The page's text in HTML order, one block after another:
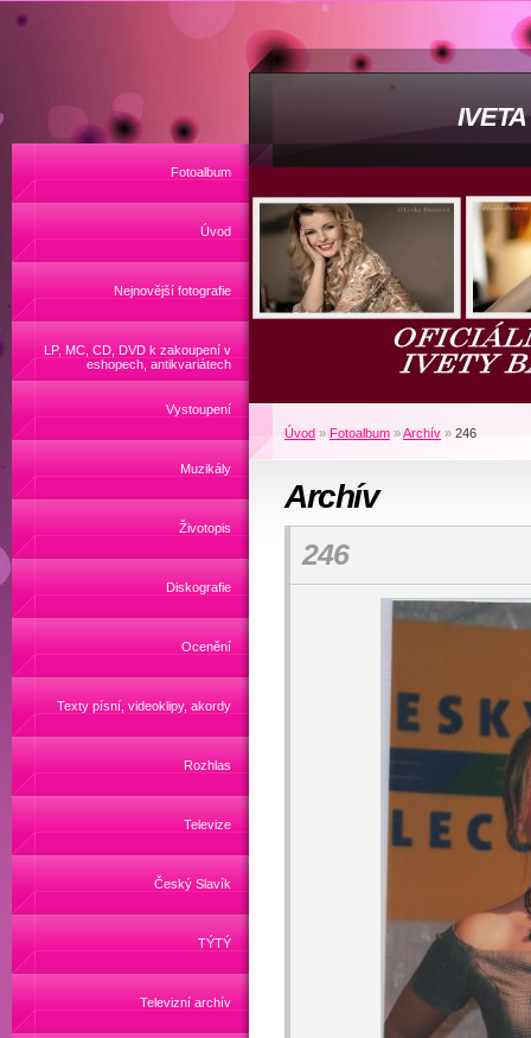
Fotoalbum
Úvod
Nejnovější fotografie
LP, MC, CD, DVD k zakoupení v
eshopech, antikvariátech
Vystoupení
Muzikály
Životopis
Diskografie
Ocenění
Texty písní, videoklipy, akordy
Rozhlas
Televize
Český Slavík
TÝTÝ
Televizní archív
Úvod » Fotoalbum »Archív » 246
Archív
246